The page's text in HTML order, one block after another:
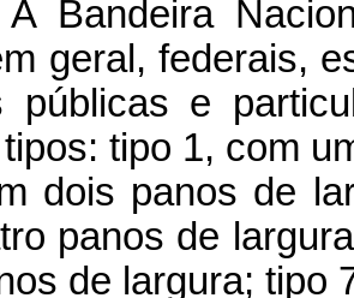
Bandeira
geral, federais,
públicas e
tipo 1, com
dois panos de
panos de
de largura; tipo